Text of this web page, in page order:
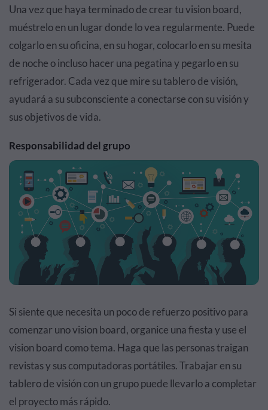
Una vez que haya terminado de crear tu vision board,
muéstrelo en un lugar donde lo vea regularmente. Puede
colgarlo en su oficina, en su hogar, colocarlo en su mesita
de noche o incluso hacer una pegatina y pegarlo en su
refrigerador. Cada vez que mire su tablero de visión,
ayudará a su subconsciente a conectarse con su visión y
sus objetivos de vida.
Responsabilidad del grupo
Si siente que necesita un poco de refuerzo positivo para
comenzar uno vision board, organice una fiesta y use el
vision board como tema. Haga que las personas traigan
revistas y sus computadoras portátiles. Trabajar en su
tablero de visión con un grupo puede llevarlo a completar
el proyecto más rápido.